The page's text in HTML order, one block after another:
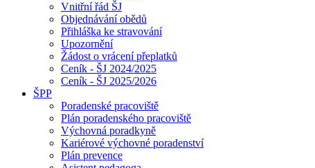
Vnitřní řád ŠJ
Objednávání obědů
Přihláška ke stravování
Upozornění
Žádost o vrácení přeplatků
Ceník - ŠJ 2024/2025
Ceník - ŠJ 2025/2026
ŠPP
Poradenské pracoviště
Plán poradenského pracoviště
Výchovná poradkyně
Kariérové výchovné poradenství
Plán prevence